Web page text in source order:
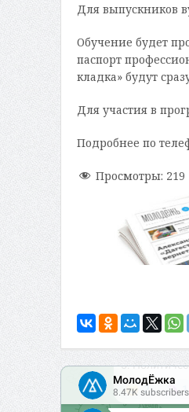
Для выпускников
Обучение будет
паспорт
кладка» будут
Для участия в
Подробнее по
Просмотры: 219